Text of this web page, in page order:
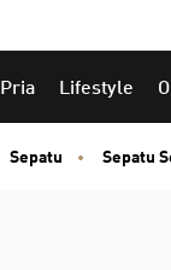
Pria Lifestyle
Sepatu Sepatu